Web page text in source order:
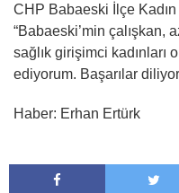
CHP Babaeski İlçe Kadın
“Babaeski’min çalışkan,
sağlık girişimci kadınları
ediyorum. Başarılar
Haber: Erhan Ertürk